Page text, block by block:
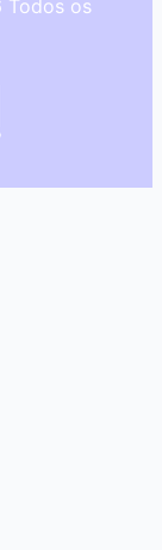
Todos os